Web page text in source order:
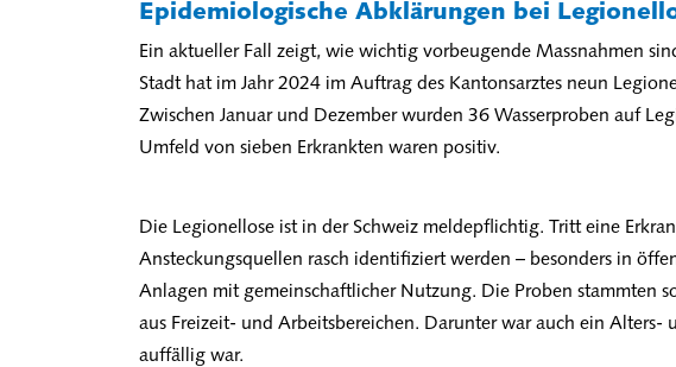
Epidemiologische Abklärungen bei
Ein aktueller Fall zeigt, wie wichtig vorbeugende Massnahmen
Stadt hat im Jahr 2024 im Auftrag des Kantonsarztes neun
Zwischen Januar und Dezember wurden 36 Wasserproben auf
Umfeld von sieben Erkrankten waren positiv.
Die Legionellose ist in der Schweiz meldepflichtig. Tritt eine
Ansteckungsquellen rasch identifiziert werden – besonders in
Anlagen mit gemeinschaftlicher Nutzung. Die Proben stammten
aus Freizeit- und Arbeitsbereichen. Darunter war auch ein Alters-
auffällig war.